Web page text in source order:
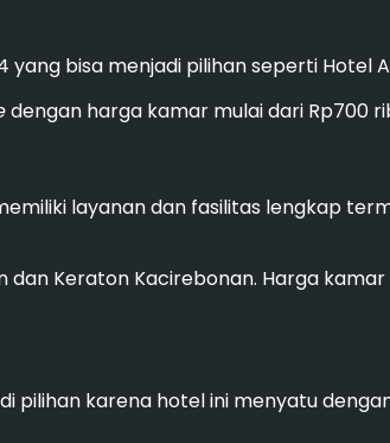
bisa menjadi pilihan seperti Hotel
dengan harga kamar mulai dari Rp700
layanan dan fasilitas lengkap
Keraton Kacirebonan. Harga
pilihan karena hotel ini menyatu